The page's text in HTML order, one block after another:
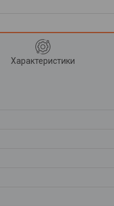
Характеристики